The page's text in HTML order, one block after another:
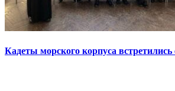
Кадеты морского корпуса